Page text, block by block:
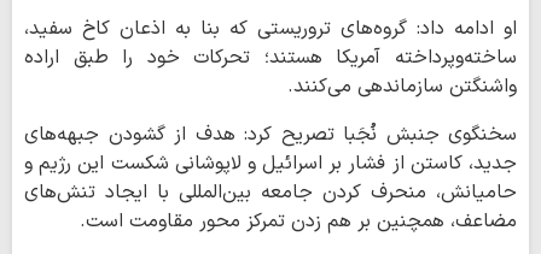
او ادامه داد: گروه‌های تروریستی که بنا به اذعان کاخ سفید،
ساخته‌وپرداخته آمریکا هستند؛ تحرکات خود را طبق اراده
واشنگتن سازماندهی می‌کنند.
سخنگوی جنبش نُجَبا تصریح کرد: هدف از گشودن جبهه‌های
جدید، کاستن از فشار بر اسرائیل و لاپوشانی شکست این رژیم و
حامیانش، منحرف کردن جامعه بین‌المللی با ایجاد تنش‌های
مضاعف، همچنین بر هم زدن تمرکز محور مقاومت است.